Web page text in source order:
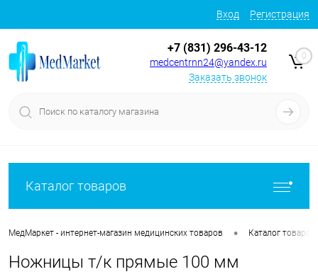
Вход Регистрация
+7 (831) 296-43-12
medcentrnn24@yandex.ru
Заказать звонок
0
Каталог товаров
МедМаркет - интернет-магазин медицинских товаров • Каталог товаров
Ножницы т/к прямые 100 мм